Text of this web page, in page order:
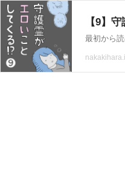
【9】
最初から